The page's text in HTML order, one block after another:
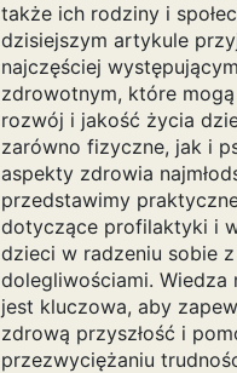
także ich rodziny i
dzisiejszym artykule
najczęściej
zdrowotnym, które mogą
rozwój i jakość życia
zarówno fizyczne, jak i
aspekty zdrowia
przedstawimy
dotyczące profilaktyki i
dzieci w radzeniu sobie
dolegliwościami. Wiedza
jest kluczowa, aby
zdrową przyszłość i
przezwyciężaniu